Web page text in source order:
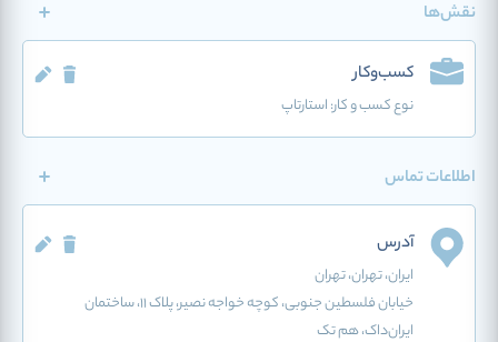
نقش‌ها
کسب‌وکار
نوع کسب و کار:استارتاپ
اطلاعات تماس
آدرس
ایران، تهران، تهران
خیابان فلسطین جنوبی، کوچه خواجه نصیر، پلاک 11، ساختمان
ایران‌داک، هم تک